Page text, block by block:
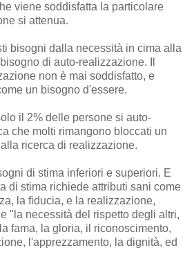
viene soddisfatta la particolare
si attenua.
bisogni dalla necessità in cima alla
di auto-realizzazione. Il
non è mai soddisfatto, e
un bisogno d'essere.
il 2% delle persone si auto-
che molti rimangono bloccati un
ricerca di realizzazione.
di stima inferiori e superiori. E
di stima richiede attributi sani come
la fiducia, e la realizzazione,
"la necessità del rispetto degli altri,
fama, la gloria, il riconoscimento,
l'apprezzamento, la dignità, ed